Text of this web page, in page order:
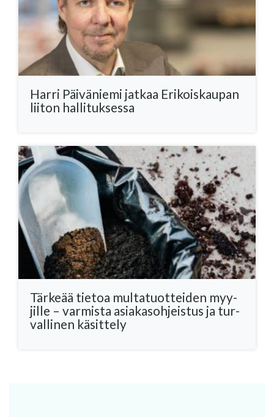
Harri Päi­vä­nie­mi jat­kaa Eri­kois­kau­pan
lii­ton hal­li­tuk­ses­sa
Tär­ke­ää tie­toa mul­ta­tuot­tei­den myy­
jil­le – var­mis­ta asia­kas­oh­jeis­tus ja tur­
val­li­nen kä­sit­te­ly